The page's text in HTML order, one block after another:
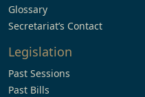
Glossary
Secretariat’s Contact
Legislation
Past Sessions
Past Bills